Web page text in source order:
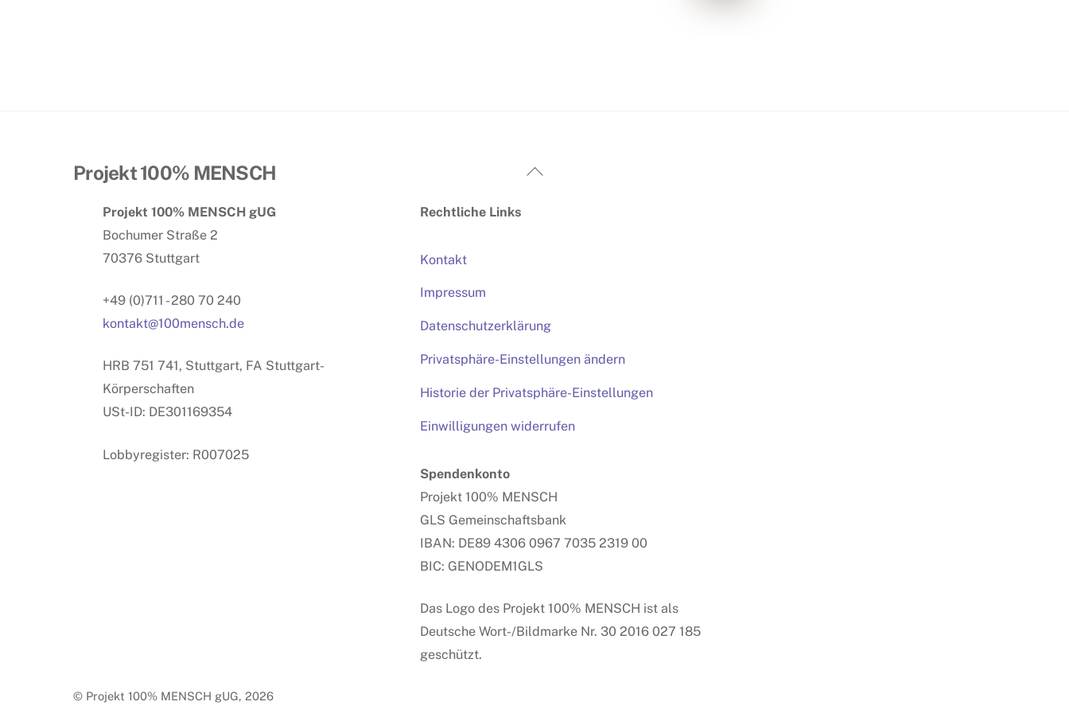
Back
Projekt 100% MENSCH
Projekt 100% MENSCH gUG
Bochumer Straße 2
70376 Stuttgart
+49 (0)711 - 280 70 240
kontakt@100mensch.de
HRB 751 741, Stuttgart, FA Stuttgart-
Körperschaften
USt-ID: DE301169354
Lobbyregister: R007025
Rechtliche Links
Kontakt
Impressum
Datenschutzerklärung
Privatsphäre-Einstellungen ändern
Historie der Privatsphäre-Einstellungen
Einwilligungen widerrufen
Spendenkonto
Projekt 100% MENSCH
GLS Gemeinschaftsbank
IBAN: DE89 4306 0967 7035 2319 00
BIC: GENODEM1GLS
Das Logo des Projekt 100% MENSCH ist als
Deutsche Wort-/Bildmarke Nr. 30 2016 027 185
geschützt.
© Projekt 100% MENSCH gUG, 2026